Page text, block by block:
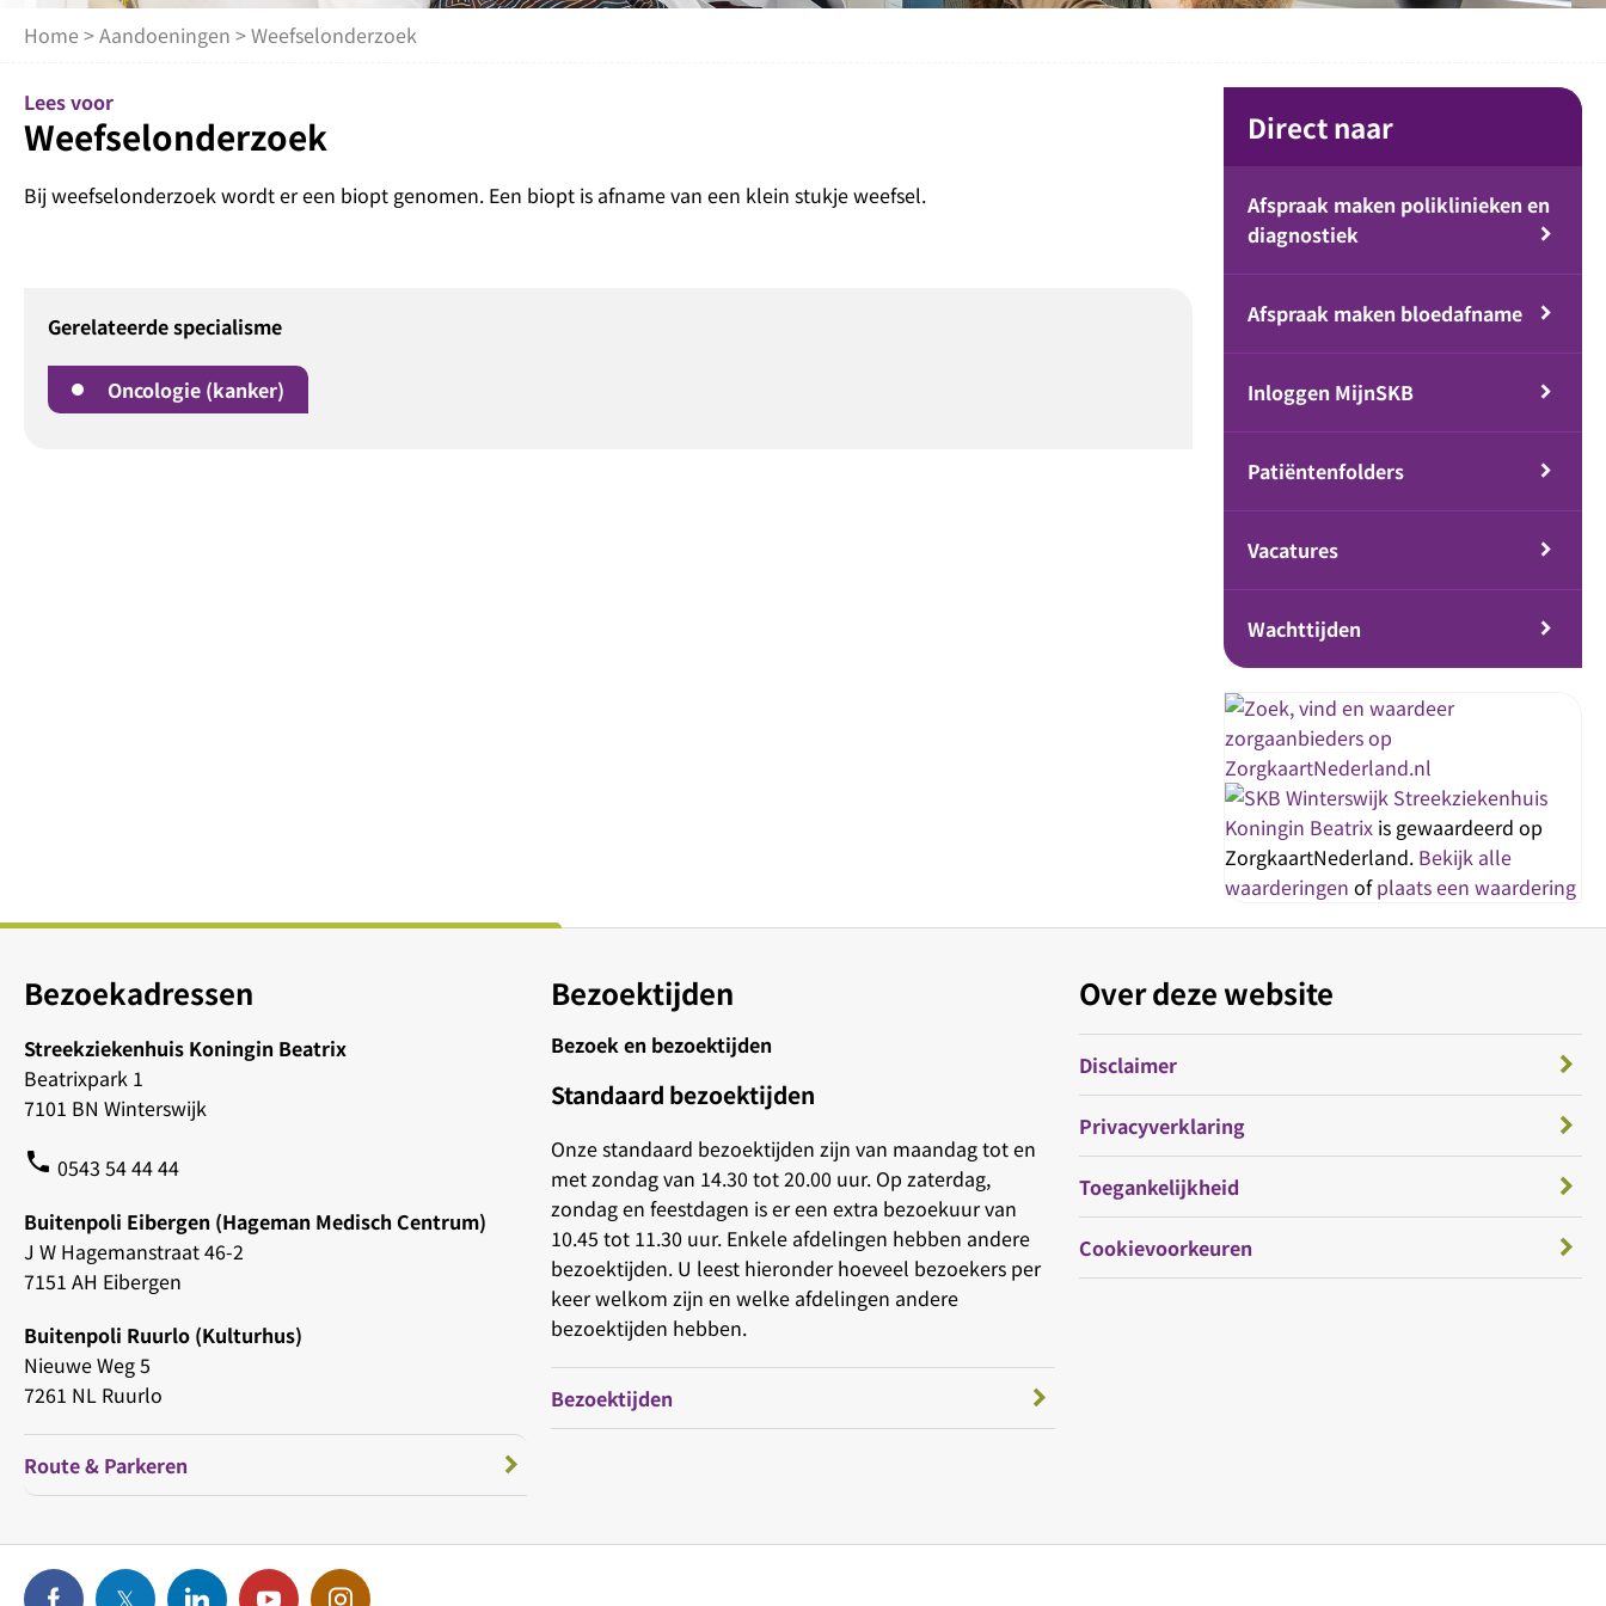
Home >Aandoeningen > Weefselonderzoek
Lees voor
Weefselonderzoek
Bij weefselonderzoek wordt er een biopt genomen. Een biopt is afname van een klein stukje weefsel.
Gerelateerde specialisme
Oncologie (kanker)
Direct naar
Afspraak maken poliklinieken en
diagnostiek
Afspraak maken bloedafname
Inloggen MijnSKB
Patiëntenfolders
Vacatures
Wachttijden
Streekziekenhuis
Koningin Beatrix is gewaardeerd op
ZorgkaartNederland. Bekijk alle
waarderingen ofplaats een waardering
Bezoekadressen
Streekziekenhuis Koningin Beatrix
Beatrixpark 1
7101 BN Winterswijk
phone 0543 54 44 44
Buitenpoli Eibergen (Hageman Medisch Centrum)
J W Hagemanstraat 46-2
7151 AH Eibergen
Buitenpoli Ruurlo (Kulturhus)
Nieuwe Weg 5
7261 NL Ruurlo
Route & Parkeren
Bezoektijden
Bezoek en bezoektijden
Standaard bezoektijden
Onze standaard bezoektijden zijn van maandag tot en
met zondag van 14.30 tot 20.00 uur. Op zaterdag,
zondag en feestdagen is er een extra bezoekuur van
10.45 tot 11.30 uur. Enkele afdelingen hebben andere
bezoektijden. U leest hieronder hoeveel bezoekers per
keer welkom zijn en welke afdelingen andere
bezoektijden hebben.
Bezoektijden
Over deze website
Disclaimer
Privacyverklaring
Toegankelijkheid
Cookievoorkeuren